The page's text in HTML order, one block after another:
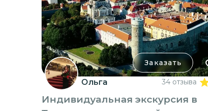
Заказать
Ольга 34 отзыва
Индивидуальная экскурсия в